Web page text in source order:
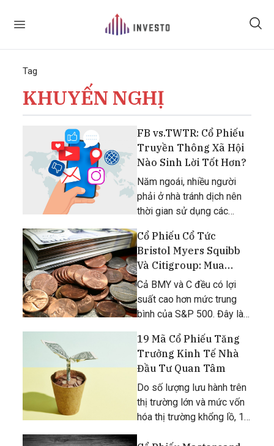
Tag
KHUYẾN NGHỊ
FB vs.TWTR: Cổ Phiếu
Truyền Thông Xã Hội
Nào Sinh Lời Tốt Hơn?
Năm ngoái, nhiều người
phải ở nhà tránh dịch nên
thời gian sử dụng các
xã hội cũng tăng lên.
Cổ Phiếu Cổ Tức
Bristol Myers Squibb
Và Citigroup: Mua
Ngay Kẻo Lỡ
Cả BMY và C đều có lợi
suất cao hơn mức trung
bình của S&P 500. Đây là 2
mà các nhà đầu tư nên
mua ngay lúc này. [caption
id="attachment_96933"
align="aligncenter" wid
19 Mã Cổ Phiếu Tăng
Trưởng Kinh Tế Nhà
Đầu Tư Quan Tâm
Do số lượng lưu hành trên
thị trường lớn và mức vốn
hóa thị trường khổng lồ, 19